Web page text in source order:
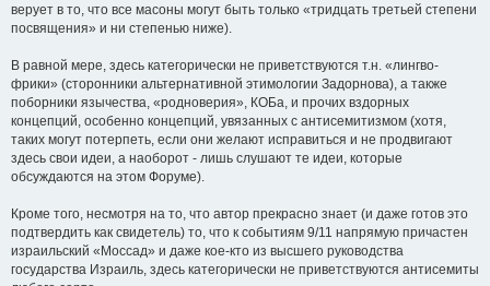
верует в то, что все масоны могут быть только «тридцать третьей степени
посвящения» и ни степенью ниже).
В равной мере, здесь категорически не приветствуются т.н. «лингво-
фрики» (сторонники альтернативной этимологии Задорнова), а также
поборники язычества, «родноверия», КОБа, и прочих вздорных
концепций, особенно концепций, увязанных с антисемитизмом (хотя,
таких могут потерпеть, если они желают исправиться и не продвигают
здесь свои идеи, а наоборот - лишь слушают те идеи, которые
обсуждаются на этом Форуме).
Кроме того, несмотря на то, что автор прекрасно знает (и даже готов это
подтвердить как свидетель) то, что к событиям 9/11 напрямую причастен
израильский «Моссад» и даже кое-кто из высшего руководства
государства Израиль, здесь категорически не приветствуются антисемиты